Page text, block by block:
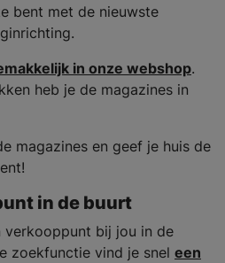
bent met de nieuwste
in onze webshop.
heb je de magazines in
magazines en geef je huis de
in de buurt
verkooppunt bij jou in de
zoekfunctie vind je snel een